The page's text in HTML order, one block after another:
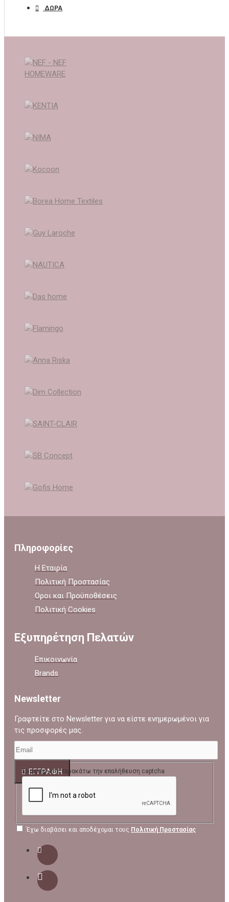
ΔΩΡΑ
Πληροφορίες
Η Εταιρία
Πολιτική Προστασίας
Οροι και Προϋποθέσεις
Πολιτική Cookies
Εξυπηρέτηση Πελατών
Επικοινωνία
Brands
Newsletter
Γραφτείτε στο Newsletter για να είστε ενημερωμένοι για
τις προσφορές μας.
ΕΓΓΡΑΦΉ
Συμπλήρωσε παρακάτω την επαλήθευση captcha
Έχω διαβάσει και αποδέχομαι τους Πολιτική Προστασίας